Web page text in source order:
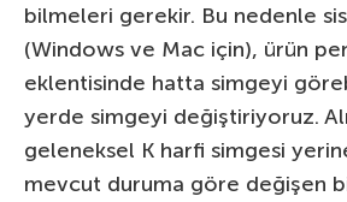
bilmeleri gerekir. Bu nedenle
(Windows ve Mac için), ürün
eklentisinde hatta simgeyi
yerde simgeyi değiştiriyoruz.
geleneksel K harfi simgesi
mevcut duruma göre değişen